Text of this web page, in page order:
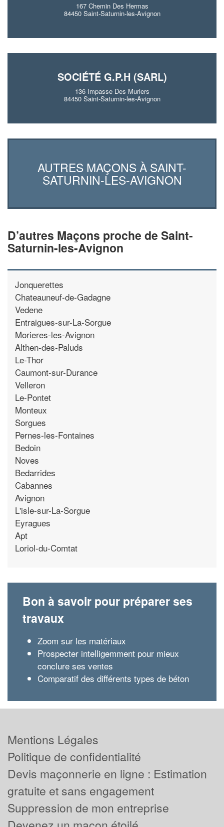
167 Chemin Des Hermas
84450 Saint-Saturnin-les-Avignon
SOCIÉTÉ G.P.H (SARL)
136 Impasse Des Muriers
84450 Saint-Saturnin-les-Avignon
AUTRES MAÇONS À SAINT-
SATURNIN-LES-AVIGNON
D’autres Maçons proche de Saint-
Saturnin-les-Avignon
Jonquerettes
Chateauneuf-de-Gadagne
Vedene
Entraigues-sur-La-Sorgue
Morieres-les-Avignon
Althen-des-Paluds
Le-Thor
Caumont-sur-Durance
Velleron
Le-Pontet
Monteux
Sorgues
Pernes-les-Fontaines
Bedoin
Noves
Bedarrides
Cabannes
Avignon
L'isle-sur-La-Sorgue
Eyragues
Apt
Loriol-du-Comtat
Bon à savoir pour préparer ses
travaux
Zoom sur les matériaux
Prospecter intelligemment pour mieux
conclure ses ventes
Comparatif des différents types de béton
Mentions Légales
Politique de confidentialité
Devis maçonnerie en ligne : Estimation
gratuite et sans engagement
Suppression de mon entreprise